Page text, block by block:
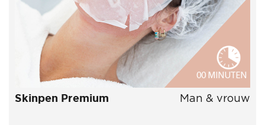
00 MINUTEN
Skinpen Premium Man & vrouw